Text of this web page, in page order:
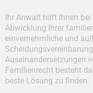
Ihr Anwalt hilft Ihnen
Abwicklung Ihrer
einvernehmliche und
Auseinandersetzungen
Familienrecht besteht
beste Lösung zu finden.